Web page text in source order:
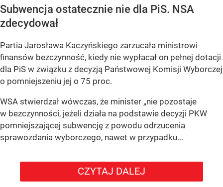
Subwencja ostatecznie nie dla PiS. NSA
zdecydował
Partia Jarosława Kaczyńskiego zarzucała ministrowi
finansów bezczynność, kiedy nie wypłacał on pełnej dotacji
dla PiS w związku z decyzją Państwowej Komisji Wyborczej
o pomniejszeniu jej o 75 proc.
WSA stwierdzał wówczas, że minister „nie pozostaje
w bezczynności, jeżeli działa na podstawie decyzji PKW
pomniejszającej subwencję z powodu odrzucenia
sprawozdania wyborczego, nawet w przypadku...
CZYTAJ DALEJ